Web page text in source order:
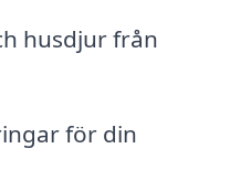
husdjur från
för din